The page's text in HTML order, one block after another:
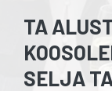
TA
SELJA